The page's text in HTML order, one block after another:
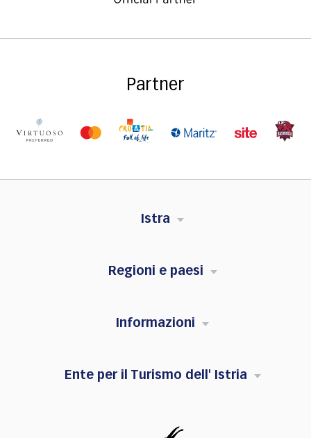
Partner
Istra
Regioni e paesi
Informazioni
Ente per il Turismo dell' Istria